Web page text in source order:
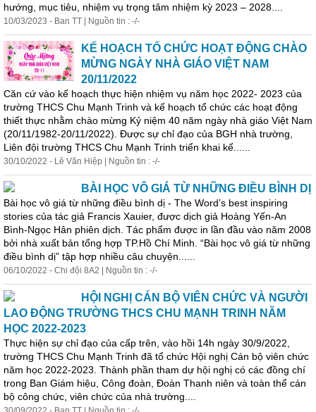
hướng, mục tiêu, nhiệm vụ trọng tâm nhiệm kỳ 2023 – 2028....
10/03/2023 - Ban TT | Nguồn tin : -/-
KẾ HOẠCH TỔ CHỨC HOẠT ĐỘNG CHÀO
MỪNG NGÀY NHÀ GIÁO VIỆT NAM
20/11/2022
Căn cứ vào kế hoạch thực hiện nhiệm vụ năm học 2022- 2023 của
trường THCS Chu Mạnh Trinh và kế hoạch tổ chức các hoạt động
thiết thực nhằm chào mừng Kỷ niệm 40 năm ngày nhà giáo Việt Nam
(20/11/1982-20/11/2022). Được sự chỉ đạo của BGH nhà trường,
Liên đội trường THCS Chu Mạnh Trinh triển khai kế......
30/10/2022 - Lê Văn Hiệp | Nguồn tin : -/-
BÀI HỌC VÔ GIÁ TỪ NHỮNG ĐIỀU BÌNH DỊ
Bài học vô giá từ những điều bình dị - The Word’s best inspiring
stories của tác giả Francis Xauier, được dịch giả Hoàng Yến-An
Bình-Ngọc Hân phiên dịch. Tác phẩm được in lần đầu vào năm 2008
bởi nhà xuất bản tổng hợp TP.Hồ Chí Minh. “Bài học vô giá từ những
điều bình dị” tập hợp nhiều câu chuyện......
06/10/2022 - Chi đội 8A2 | Nguồn tin : -/-
HỘI NGHỊ CÁN BỘ VIÊN CHỨC VÀ NGƯỜI
LAO ĐỘNG TRƯỜNG THCS CHU MẠNH TRINH NĂM
HỌC 2022-2023
Thực hiện sự chỉ đạo của cấp trên, vào hồi 14h ngày 30/9/2022,
trường THCS Chu Mạnh Trinh đã tổ chức Hội nghị Cán bộ viên chức
năm học 2022-2023. Thành phần tham dự hội nghị có các đồng chí
trong Ban Giám hiệu, Công đoàn, Đoàn Thanh niên và toàn thể cán
bộ công chức, viên chức của nhà trường....